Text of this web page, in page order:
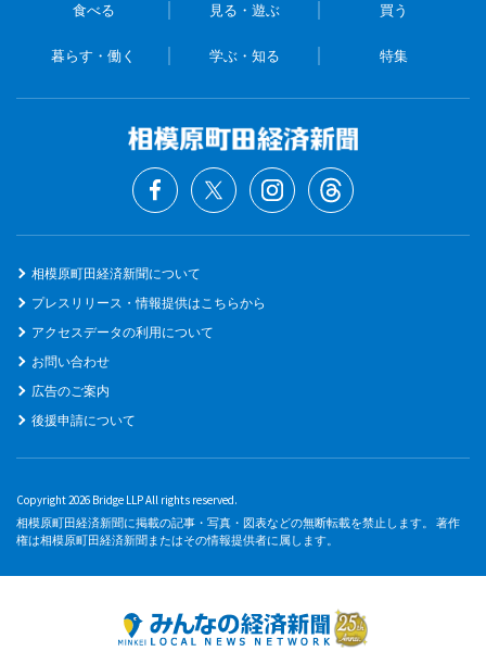
食べる 見る・遊ぶ 買う
暮らす・働く 学ぶ・知る 特集
相模原町田経済新聞について
プレスリリース・情報提供はこちらから
アクセスデータの利用について
お問い合わせ
広告のご案内
後援申請について
Copyright 2026 Bridge LLP All rights reserved.
相模原町田経済新聞に掲載の記事・写真・図表などの無断転載を禁止します。 著作
権は相模原町田経済新聞またはその情報提供者に属します。